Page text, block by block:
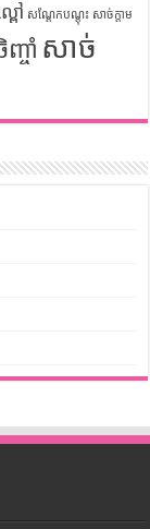
ពៅ សណ្តែកបណ្តុះ សាច់ក្តាម
ចាំ សាច់